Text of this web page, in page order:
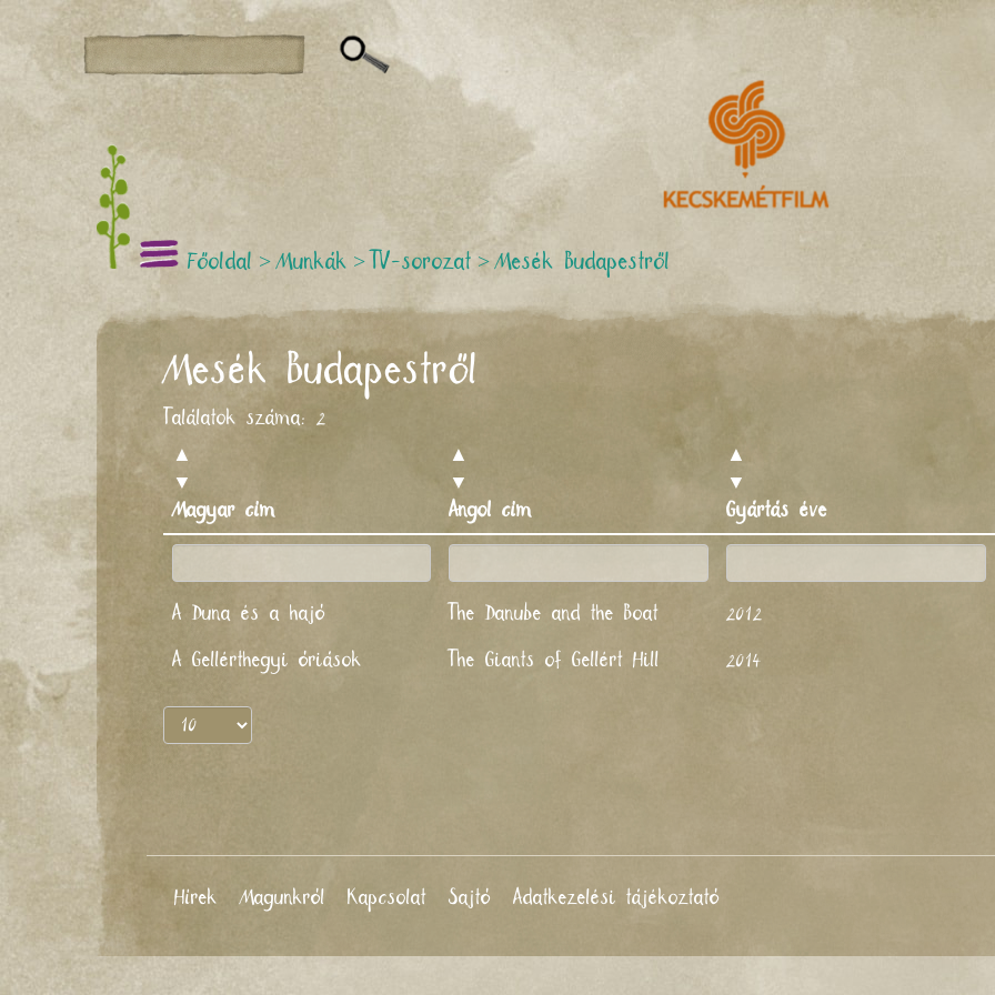
Főoldal > Munkák > TV-sorozat > Mesék Budapestről
Mesék Budapestről
Találatok száma: 2
▲
▼
Magyar cím
▲
▼
Angol cím
▲
▼
Gyártás éve
A Duna és a hajó The Danube and the Boat 2012
A Gellérthegyi óriások The Giants of Gellért Hill 2014
Hírek Magunkról Kapcsolat Sajtó Adatkezelési tájékoztató